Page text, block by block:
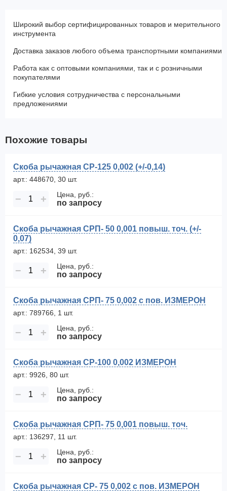
Широкий выбор сертифицированных товаров и мерительного
инструмента
Доставка заказов любого объема транспортными компаниями
Работа как с оптовыми компаниями, так и с розничными
покупателями
Гибкие условия сотрудничества с персональными
предложениями
Похожие товары
Скоба рычажная СР-125 0,002 (+/-0,14)
арт.: 448670, 30 шт.
− + Цена, руб.:
по запросу
Скоба рычажная СРП- 50 0,001 повыш. точ. (+/-
0,07)
арт.: 162534, 39 шт.
− + Цена, руб.:
по запросу
Скоба рычажная СРП- 75 0,002 с пов. ИЗМЕРОН
арт.: 789766, 1 шт.
− + Цена, руб.:
по запросу
Скоба рычажная СР-100 0,002 ИЗМЕРОН
арт.: 9926, 80 шт.
− + Цена, руб.:
по запросу
Скоба рычажная СРП- 75 0,001 повыш. точ.
арт.: 136297, 11 шт.
− + Цена, руб.:
по запросу
Скоба рычажная СР- 75 0,002 с пов. ИЗМЕРОН